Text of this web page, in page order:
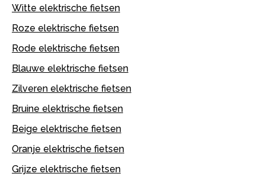
Witte elektrische fietsen
Roze elektrische fietsen
Rode elektrische fietsen
Blauwe elektrische fietsen
Zilveren elektrische fietsen
Bruine elektrische fietsen
Beige elektrische fietsen
Oranje elektrische fietsen
Grijze elektrische fietsen